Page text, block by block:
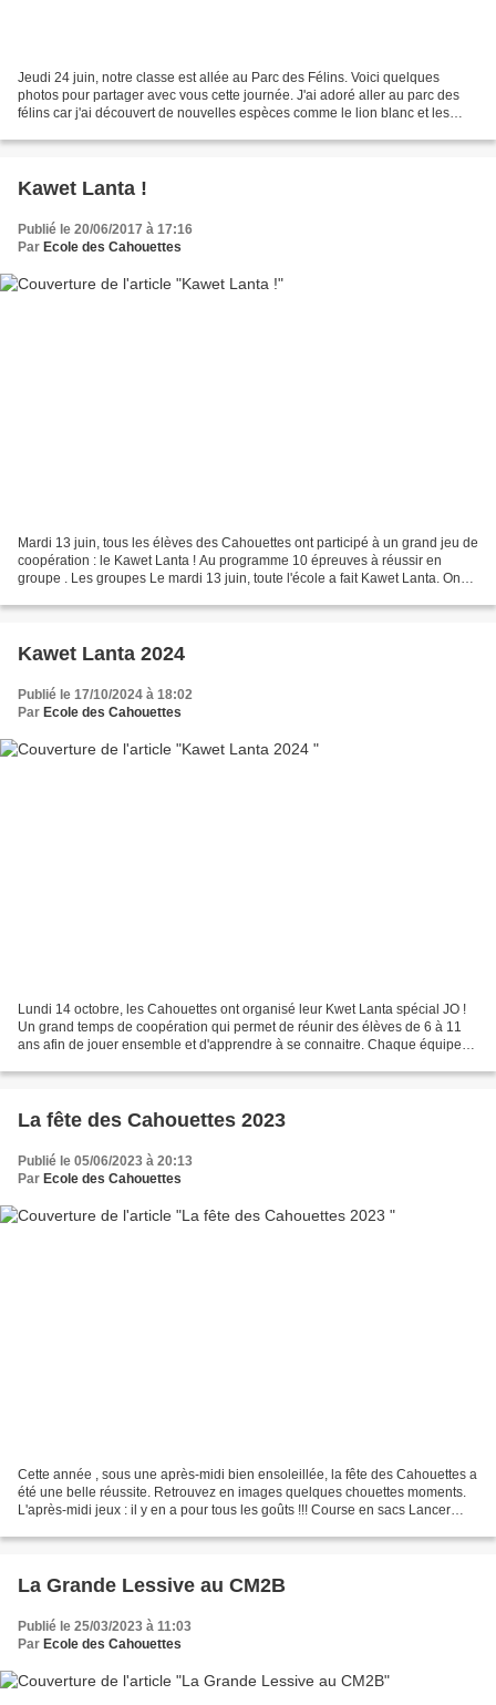
Jeudi 24 juin, notre classe est allée au Parc des Félins. Voici quelques
photos pour partager avec vous cette journée. J'ai adoré aller au parc des
félins car j'ai découvert de nouvelles espèces comme le lion blanc et les
Kawet Lanta !
Publié le 20/06/2017 à 17:16
Par Ecole des Cahouettes
Mardi 13 juin, tous les élèves des Cahouettes ont participé à un grand jeu de
coopération : le Kawet Lanta ! Au programme 10 épreuves à réussir en
groupe . Les groupes Le mardi 13 juin, toute l'école a fait Kawet Lanta. On
Kawet Lanta 2024
Publié le 17/10/2024 à 18:02
Par Ecole des Cahouettes
Lundi 14 octobre, les Cahouettes ont organisé leur Kwet Lanta spécial JO !
Un grand temps de coopération qui permet de réunir des élèves de 6 à 11
ans afin de jouer ensemble et d'apprendre à se connaitre. Chaque équipe
La fête des Cahouettes 2023
Publié le 05/06/2023 à 20:13
Par Ecole des Cahouettes
Cette année , sous une après-midi bien ensoleillée, la fête des Cahouettes a
été une belle réussite. Retrouvez en images quelques chouettes moments.
L'après-midi jeux : il y en a pour tous les goûts !!! Course en sacs Lancer
La Grande Lessive au CM2B
Publié le 25/03/2023 à 11:03
Par Ecole des Cahouettes